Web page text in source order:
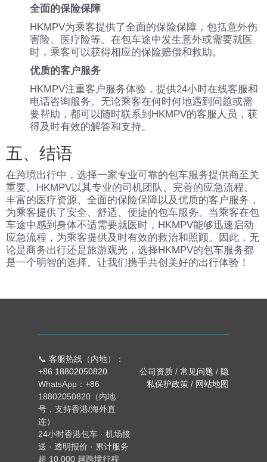
全面的保险保障
HKMPV为乘客提供了全面的保险保障，包括意外伤
害险、医疗险等。在包车途中发生意外或需要就医
时，乘客可以获得相应的保险赔偿和救助。
优质的客户服务
HKMPV注重客户服务体验，提供24小时在线客服和
电话咨询服务。无论乘客在何时何地遇到问题或需
要帮助，都可以随时联系到HKMPV的客服人员，获
得及时有效的解答和支持。
五、结语
在跨境出行中，选择一家专业可靠的包车服务提供商至关
重要。HKMPV以其专业的司机团队、完善的应急流程、
丰富的医疗资源、全面的保险保障以及优质的客户服务，
为乘客提供了安全、舒适、便捷的包车服务。当乘客在包
车途中感到身体不适需要就医时，HKMPV能够迅速启动
应急流程，为乘客提供及时有效的救治和照顾。因此，无
论是商务出行还是旅游观光，选择HKMPV的包车服务都
是一个明智的选择。让我们携手共创美好的出行体验！
📞 客服热线（内地）：
+86 18802050820
WhatsApp：+86
18802050820（内地
号，支持香港/海外直
连）
24小时香港包车 · 机场接
送 · 透明报价 · 累计服务
超 10,000 趟跨境行程
公司资质 / 常见问题 / 隐
私保护政策 / 网站地图